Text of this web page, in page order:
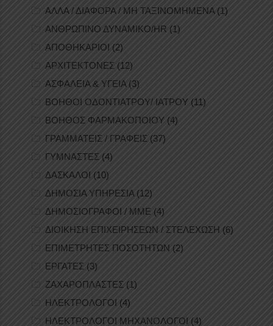
ΑΛΛΑ / ΔΙΑΦΟΡΑ / ΜΗ ΤΑΞΙΝΟΜΗΜΕΝΑ(1)
ΑΝΘΡΩΠΙΝΟ ΔΥΝΑΜΙΚΟ/HR (1)
ΑΠΟΘΗΚΑΡΙΟΙ (2)
ΑΡΧΙΤΕΚΤΟΝΕΣ (12)
ΑΣΦΑΛΕΙΑ & ΥΓΕΙΑ (3)
ΒΟΗΘΟΙ ΟΔΟΝΤΙΑΤΡΟΥ/ ΙΑΤΡΟΥ (11)
ΒΟΗΘΟΣ ΦΑΡΜΑΚΟΠΟΙΟΥ (4)
ΓΡΑΜΜΑΤΕΙΣ / ΓΡΑΦΕΙΣ (37)
ΓΥΜΝΑΣΤΕΣ (4)
ΔΑΣΚΑΛΟΙ (10)
ΔΗΜΟΣΙΑ ΥΠΗΡΕΣΙΑ(12)
ΔΗΜΟΣΙΟΓΡΑΦΟΙ / ΜΜΕ (4)
ΔΙΟΙΚΗΣΗ ΕΠΙΧΕΙΡΗΣΕΩΝ / ΣΤΕΛΕΧΩΣΗ (6)
ΕΠΙΜΕΤΡΗΤΕΣ ΠΟΣΟΤΗΤΩΝ (2)
ΕΡΓΑΤΕΣ (3)
ΖΑΧΑΡΟΠΛΑΣΤΕΣ (1)
ΗΛΕΚΤΡΟΛΟΓΟΙ (4)
ΗΛΕΚΤΡΟΛΟΓΟΙ ΜΗΧΑΝΟΛΟΓΟΙ (4)